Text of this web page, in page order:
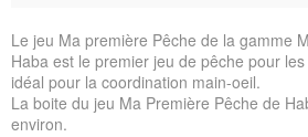
Le jeu Ma première Pêche de la gamme
Haba est le premier jeu de pêche pour
idéal pour la coordination main-oeil.
La boite du jeu Ma Première Pêche de
environ.